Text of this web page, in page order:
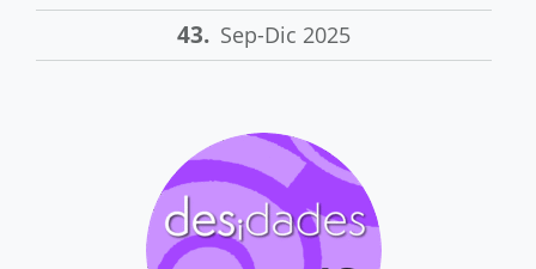
43. Sep-Dic 2025